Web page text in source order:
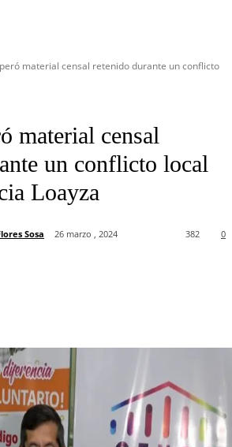
material censal retenido durante un conflicto
material censal
un conflicto local
Loayza
Sosa 26 marzo , 2024 0
382